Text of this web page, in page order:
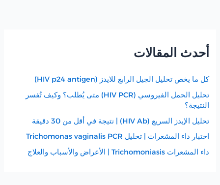
أحدث المقالات
كل ما يخص تحليل الجيل الرابع للايدز (HIV p24 antigen)
تحليل الحمل الفيروسي (HIV PCR) متى يُطلب؟ وكيف تُفسر
النتيجة؟
تحليل الإيدز السريع (HIV Ab) | نتيجة في أقل من 30 دقيقة
اختبار داء المشعرات | تحليل Trichomonas vaginalis PCR
داء المشعرات Trichomoniasis | الأعراض والأسباب والعلاج